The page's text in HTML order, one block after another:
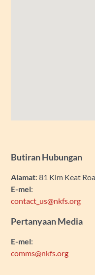
Butiran Hubungan
Alamat: 81 Kim Keat
E-mel:
contact_us@nkfs.org
Pertanyaan Media
E-mel:
comms@nkfs.org